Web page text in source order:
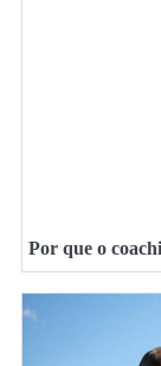
Por que o